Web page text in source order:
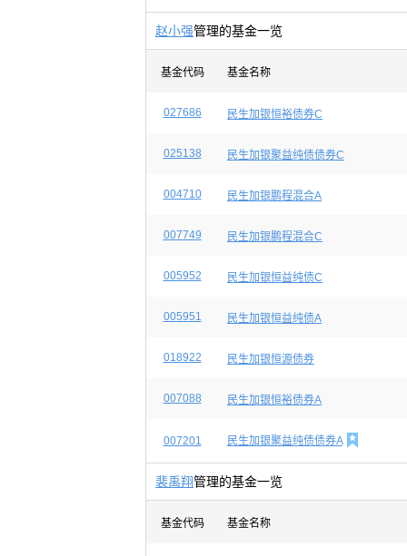
赵小强管理的基金一览
基金代码 基金名称
027686 民生加银恒裕债券C
025138 民生加银聚益纯债债券C
004710 民生加银鹏程混合A
007749 民生加银鹏程混合C
005952 民生加银恒益纯债C
005951 民生加银恒益纯债A
018922 民生加银恒源债券
007088 民生加银恒裕债券A
007201 民生加银聚益纯债债券A 
裴禹翔管理的基金一览
基金代码 基金名称